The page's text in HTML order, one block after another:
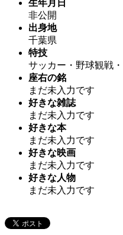
生年月日
非公開
出身地
千葉県
特技
サッカー・野球観戦
座右の銘
まだ未入力です
好きな雑誌
まだ未入力です
好きな本
まだ未入力です
好きな映画
まだ未入力です
好きな人物
まだ未入力です